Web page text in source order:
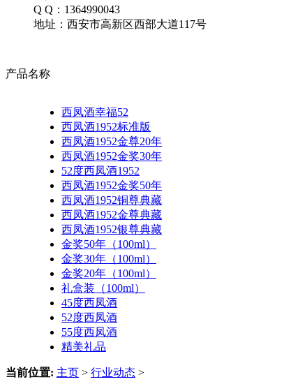
Q Q：1364990043
地址：西安市高新区西部大道117号
产品名称
西凤酒幸福52
西凤酒1952标准版
西凤酒1952金尊20年
西凤酒1952金奖30年
52度西凤酒1952
西凤酒1952金奖50年
西凤酒1952铜尊典藏
西凤酒1952金尊典藏
西凤酒1952银尊典藏
金奖50年（100ml）
金奖30年（100ml）
金奖20年（100ml）
礼盒装（100ml）
45度西凤酒
52度西凤酒
55度西凤酒
精美礼品
当前位置: 主页 > 行业动态 >